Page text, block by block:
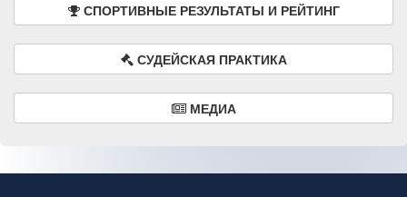
СПОРТИВНЫЕ РЕЗУЛЬТАТЫ И РЕЙТИНГ
СУДЕЙСКАЯ ПРАКТИКА
МЕДИА